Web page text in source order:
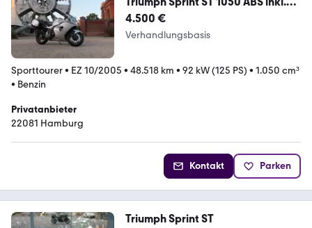
Koffer (Top-gepflegt)
4.500 €
Verhandlungsbasis
Sporttourer• EZ 10/2005 • 48.518 km • 92 kW (125 PS) • 1.050 cm³
• Benzin
Privatanbieter
22081 Hamburg
Kontakt Parken
Triumph Sprint ST